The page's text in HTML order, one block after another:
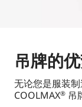
吊牌的
无论您是服装
COOLMAX® 吊